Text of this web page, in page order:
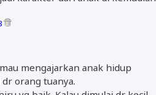
mengajarkan anak hidup
orang tuanya.